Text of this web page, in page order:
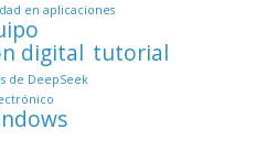
en aplicaciones
digital tutorial
de DeepSeek